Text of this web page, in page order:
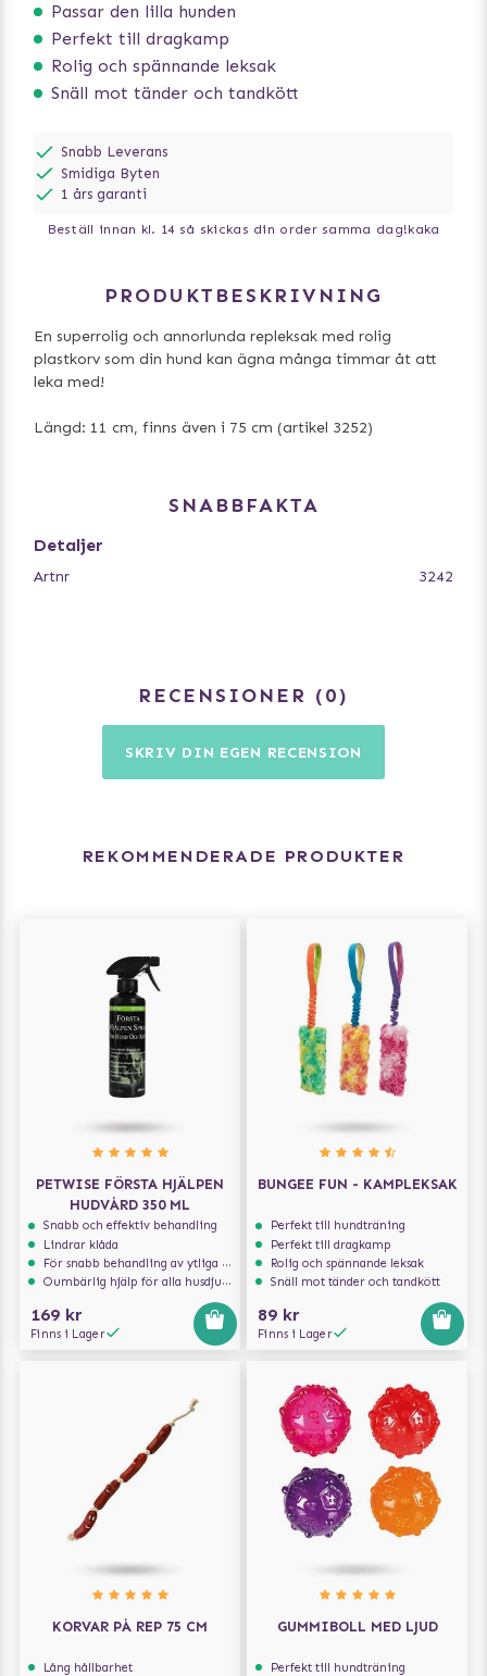
Passar den lilla hunden
Perfekt till dragkamp
Rolig och spännande leksak
Snäll mot tänder och tandkött
Snabb Leverans
Smidiga Byten
1 års garanti
Beställ innan kl. 14 så skickas din order samma dag!kaka
PRODUKTBESKRIVNING
En superrolig och annorlunda repleksak med rolig
plastkorv som din hund kan ägna många timmar åt att
leka med!
Längd: 11 cm, finns även i 75 cm (artikel 3252)
SNABBFAKTA
Detaljer
Artnr 3242
RECENSIONER 0
SKRIV DIN EGEN RECENSION
REKOMMENDERADE PRODUKTER
PETWISE FÖRSTA HJÄLPEN
HUDVÅRD 350 ML
Snabb och effektiv behandling
Lindrar klåda
För snabb behandling av ytliga sår
Oumbärlig hjälp för alla husdjursägare
169 kr
Finns i Lager
BUNGEE FUN - KAMPLEKSAK
Perfekt till hundträning
Perfekt till dragkamp
Rolig och spännande leksak
Snäll mot tänder och tandkött
89 kr
Finns i Lager
KORVAR PÅ REP 75 CM
Lång hållbarhet
GUMMIBOLL MED LJUD
Perfekt till hundträning